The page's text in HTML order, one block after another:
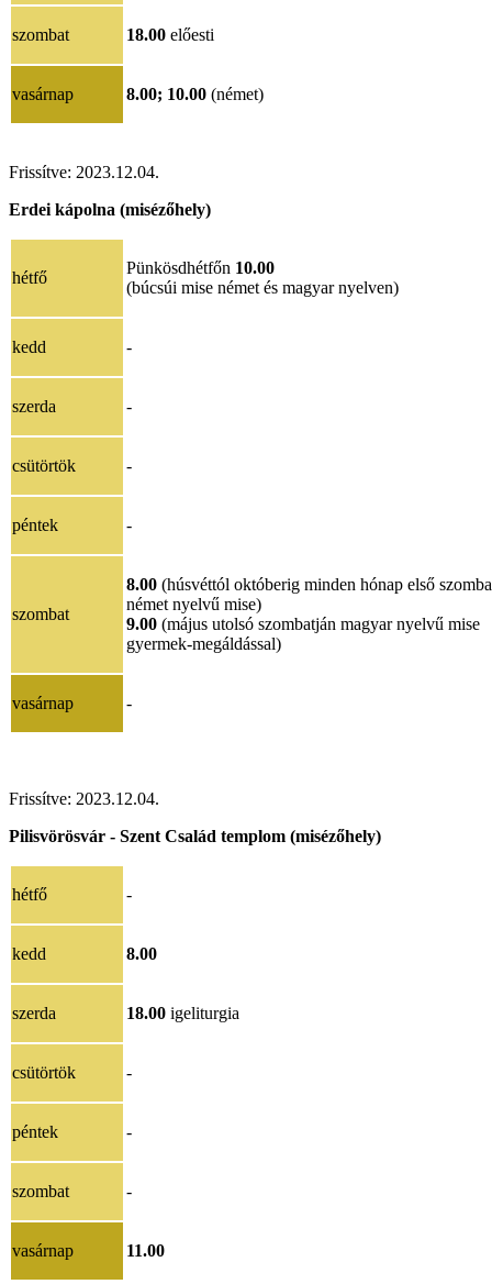
szombat 18.00 előesti
vasárnap 8.00; 10.00 (német)
Frissítve: 2023.12.04.
Erdei kápolna (misézőhely)
hétfő
Pünkösdhétfőn 10.00
(búcsúi mise német és magyar nyelven)
kedd -
szerda -
csütörtök -
péntek -
szombat
8.00 (húsvéttól októberig minden hónap első
német nyelvű mise)
9.00 (május utolsó szombatján magyar nyelvű mise
gyermek-megáldással)
vasárnap -
Frissítve: 2023.12.04.
Pilisvörösvár - Szent Család templom (misézőhely)
hétfő -
kedd 8.00
szerda 18.00 igeliturgia
csütörtök -
péntek -
szombat -
vasárnap 11.00